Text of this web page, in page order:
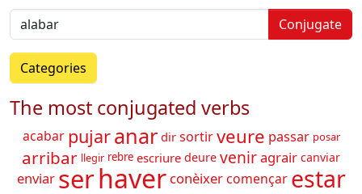
Conjugate
Categories
The most conjugated verbs
acabar pujaranar dir sortir veure passar posar
arribar llegir rebre escriure deure veniragrair canviar
enviar serhaver conèixer començar estar